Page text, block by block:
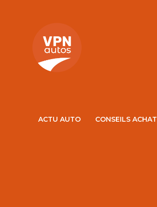
ACTU AUTO CONSEILS ACHAT